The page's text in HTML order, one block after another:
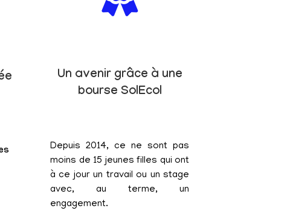
Un avenir grâce à une
bourse SolEcol
Depuis 2014, ce ne sont pas
moins de 15 jeunes filles qui ont
à ce jour un travail ou un stage
avec, au terme, un
engagement.